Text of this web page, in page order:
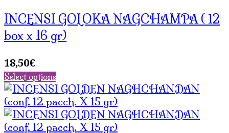
INCENSI GOLOKA NAGCHAMPA ( 12
box x 16 gr)
18,50€
Select options